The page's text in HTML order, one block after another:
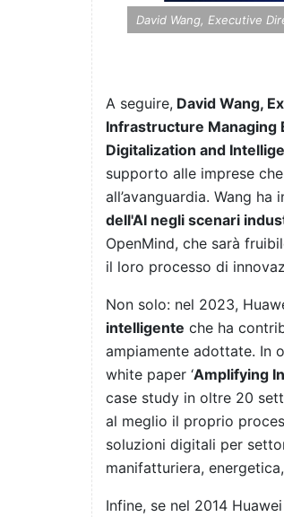
David Wang, Executive
A seguire, David Wang,
Infrastructure Managing
Digitalization and
supporto alle imprese
all’avanguardia. Wang ha
dell'AI negli scenari
OpenMind, che sarà
il loro processo di
Non solo: nel 2023,
intelligente che ha
ampiamente adottate. In
white paper ‘Amplifying
case study in oltre 20
al meglio il proprio
soluzioni digitali per
manifatturiera,
Infine, se nel 2014